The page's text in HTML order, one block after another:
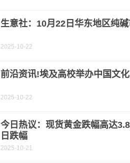
生意社：10月22日华东地区纯
2025-10-22
前沿资讯!埃及高校举办中国文
2025-10-22
今日热议：现货黄金跌幅高达
日跌幅
2025-10-21